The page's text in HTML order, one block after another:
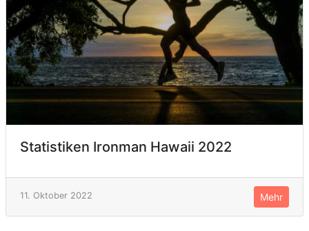
Statistiken Ironman Hawaii 2022
11. Oktober 2022 Mehr